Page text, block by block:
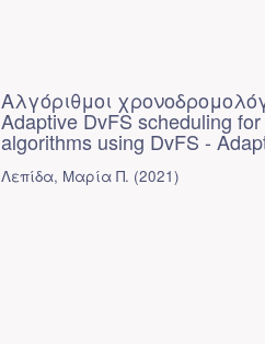
Αλγόριθμοι
Adaptive DvFS scheduling
algorithms using DvFS -
Λεπίδα, Μαρία Π. (2021)